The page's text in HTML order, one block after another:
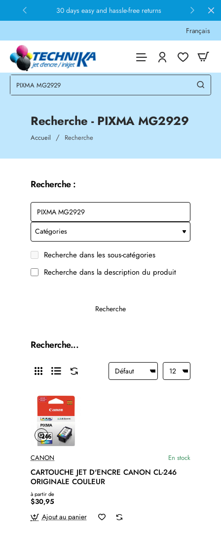
30 days easy and hassle-free returns
Français
Recherche - PIXMA MG2929
Accueil homeRecherche
Recherche :
Recherche dans les sous-catégories
Recherche dans la description du produit
Recherche
Recherche...
CANON En stock
CARTOUCHE JET D'ENCRE CANON CL-246
ORIGINALE COULEUR
à partir de
$30,95
Ajout au panier